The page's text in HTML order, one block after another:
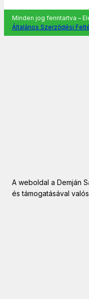
Minden jog fenntartva –
Általános Szerződési
A weboldal a Demján
és támogatásával